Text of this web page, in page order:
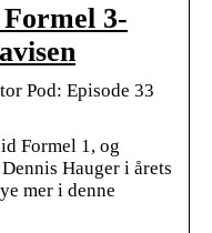
3-
Pod: Episode 33
Formel 1, og
Hauger i årets
mer i denne